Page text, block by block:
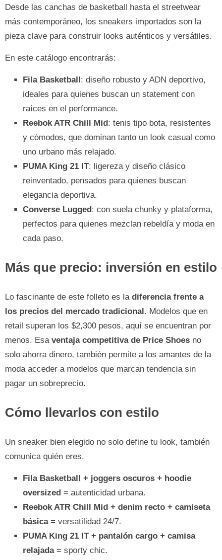
Desde las canchas de basketball hasta el streetwear
más contemporáneo, los sneakers importados son la
pieza clave para construir looks auténticos y versátiles.
En este catálogo encontrarás:
Fila Basketball: diseño robusto y ADN deportivo,
ideales para quienes buscan un statement con
raíces en el performance.
Reebok ATR Chill Mid: tenis tipo bota, resistentes
y cómodos, que dominan tanto un look casual como
uno urbano más relajado.
PUMA King 21 IT: ligereza y diseño clásico
reinventado, pensados para quienes buscan
elegancia deportiva.
Converse Lugged: con suela chunky y plataforma,
perfectos para quienes mezclan rebeldía y moda en
cada paso.
Más que precio: inversión en estilo
Lo fascinante de este folleto es la diferencia frente a
los precios del mercado tradicional. Modelos que en
retail superan los $2,300 pesos, aquí se encuentran por
menos. Esa ventaja competitiva de Price Shoes no
solo ahorra dinero, también permite a los amantes de la
moda acceder a modelos que marcan tendencia sin
pagar un sobreprecio.
Cómo llevarlos con estilo
Un sneaker bien elegido no solo define tu look, también
comunica quién eres.
Fila Basketball + joggers oscuros + hoodie
oversized = autenticidad urbana.
Reebok ATR Chill Mid + denim recto + camiseta
básica= versatilidad 24/7.
PUMA King 21 IT + pantalón cargo + camisa
relajada= sporty chic.